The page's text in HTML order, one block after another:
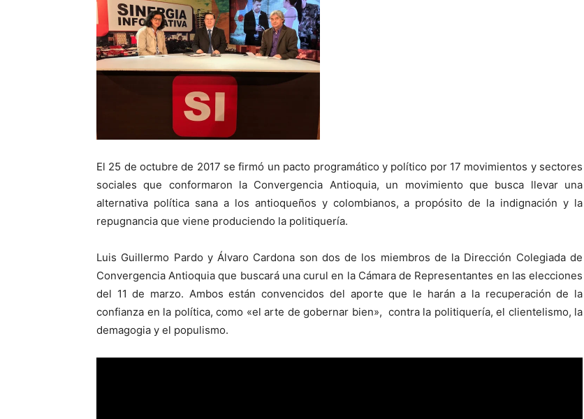
El 25 de octubre de 2017 se firmó un pacto programático y político por 17 movimientos y sectores
sociales que conformaron la Convergencia Antioquia, un movimiento que busca llevar una
alternativa política sana a los antioqueños y colombianos, a propósito de la indignación y la
repugnancia que viene produciendo la politiquería.
Luis Guillermo Pardo y Álvaro Cardona son dos de los miembros de la Dirección Colegiada de
Convergencia Antioquia que buscará una curul en la Cámara de Representantes en las elecciones
del 11 de marzo. Ambos están convencidos del aporte que le harán a la recuperación de la
confianza en la política, como «el arte de gobernar bien», contra la politiquería, el clientelismo, la
demagogia y el populismo.